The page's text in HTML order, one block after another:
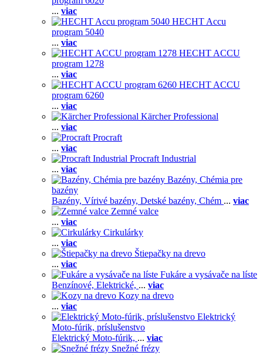
... viac
HECHT Accu
program 5040
... viac
HECHT ACCU
program 1278
... viac
HECHT ACCU
program 6260
... viac
Kärcher Professional
... viac
Procraft
... viac
Procraft Industrial
... viac
Bazény, Chémia pre
bazény
Bazény, Vírivé bazény, Detské bazény, Chém ... viac
Zemné valce
... viac
Cirkulárky
... viac
Štiepačky na drevo
... viac
Fukáre a vysávače na líste
Benzínové, Elektrické, ... viac
Kozy na drevo
... viac
Elektrický
Moto-fúrik, príslušenstvo
Elektrický Moto-fúrik, ... viac
Snežné frézy